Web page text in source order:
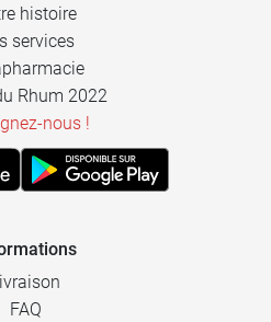
histoire
services
Rhum 2022
nous !
FAQ